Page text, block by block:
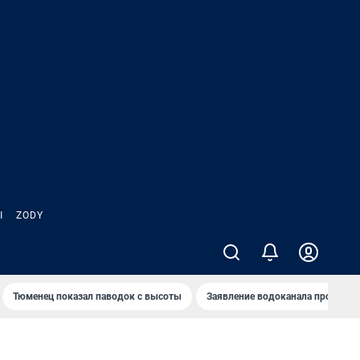
ZODY
Тюменец показал паводок с высоты Заявление водоканала про